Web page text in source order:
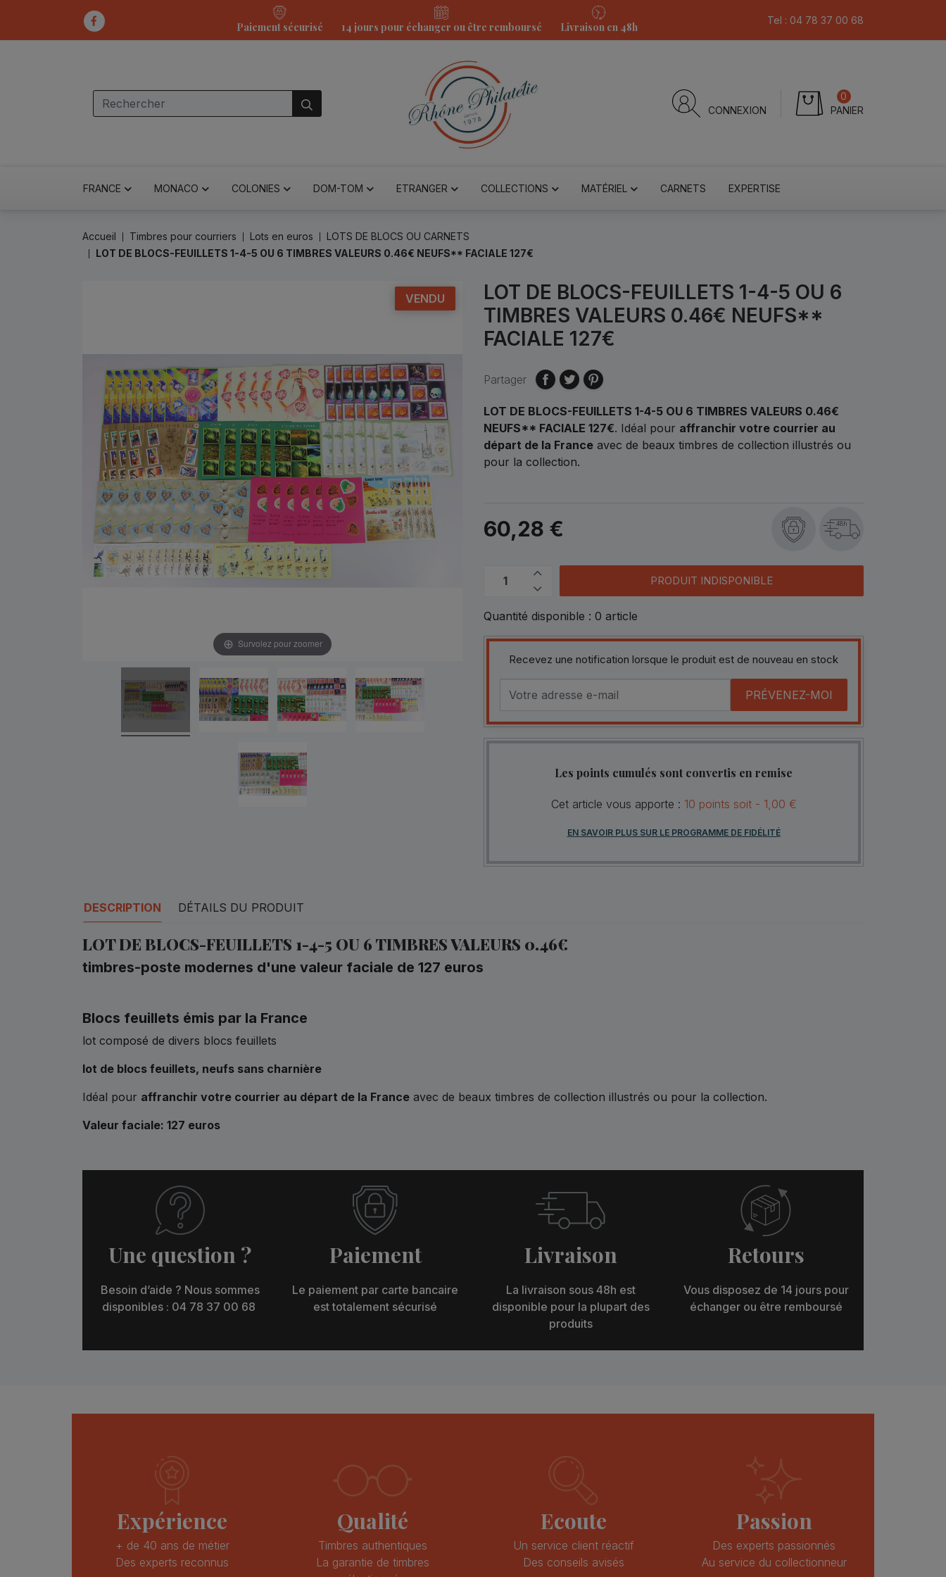
Paiement sécurisé 14 jours pour échanger ou être remboursé Livraison en 48h
Tel : 04 78 37 00 68
CONNEXION PANIER
0
FRANCE MONACO COLONIES DOM-TOM ETRANGER COLLECTIONS MATÉRIEL CARNETS EXPERTISE
Accueil Timbres pour courriers Lots en euros
LOTS DE BLOCS OU CARNETS
LOT DE BLOCS-FEUILLETS 1-4-5 OU 6 TIMBRES VALEURS 0.46€ NEUFS** FACIALE 127€
VENDU
Survolez pour zoomer
LOT DE BLOCS-FEUILLETS 1-4-5 OU 6
TIMBRES VALEURS 0.46€ NEUFS**
FACIALE 127€
Partager
LOT DE BLOCS-FEUILLETS 1-4-5 OU 6 TIMBRES VALEURS 0.46€
NEUFS** FACIALE 127€. Idéal pour affranchir votre courrier au
départ de la France avec de beaux timbres de collection illustrés ou
pour la collection.
60,28 € 48h
PRODUIT INDISPONIBLE
Quantité disponible : 0 article
Recevez une notification lorsque le produit est de nouveau en stock
PRÉVENEZ-MOI
Les points cumulés sont convertis en remise
Cet article vous apporte : 10 points soit - 1,00 €
EN SAVOIR PLUS SUR LE PROGRAMME DE FIDÉLITÉ
DESCRIPTION DÉTAILS DU PRODUIT
LOT DE BLOCS-FEUILLETS 1-4-5 OU 6 TIMBRES VALEURS 0.46€
timbres-poste modernes d'une valeur faciale de 127 euros
Blocs feuillets émis par la France
lot composé de divers blocs feuillets
lot de blocs feuillets, neufs sans charnière
Idéal pour affranchir votre courrier au départ de la France avec de beaux timbres de collection illustrés ou pour la collection.
Valeur faciale: 127 euros
Une question ?
Besoin d’aide ? Nous sommes
disponibles : 04 78 37 00 68
Paiement
Le paiement par carte bancaire
est totalement sécurisé
Livraison
La livraison sous 48h est
disponible pour la plupart des
produits
Retours
Vous disposez de 14 jours pour
échanger ou être remboursé
Expérience
+ de 40 ans de métier
Des experts reconnus
Qualité
Timbres authentiques
La garantie de timbres
Ecoute
Un service client réactif
Des conseils avisés
Passion
Des experts passionnés
Au service du collectionneur